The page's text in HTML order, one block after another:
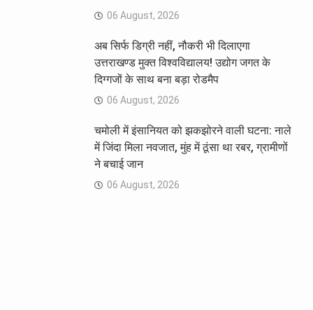
06 August, 2026
अब सिर्फ डिग्री नहीं, नौकरी भी दिलाएगा
उत्तराखण्ड मुक्त विश्वविद्यालय! उद्योग जगत के
दिग्गजों के साथ बना बड़ा रोडमैप
06 August, 2026
चमोली में इंसानियत को झकझोरने वाली घटना: नाले
में जिंदा मिला नवजात, मुंह में ठूंसा था रबर, ग्रामीणों
ने बचाई जान
06 August, 2026